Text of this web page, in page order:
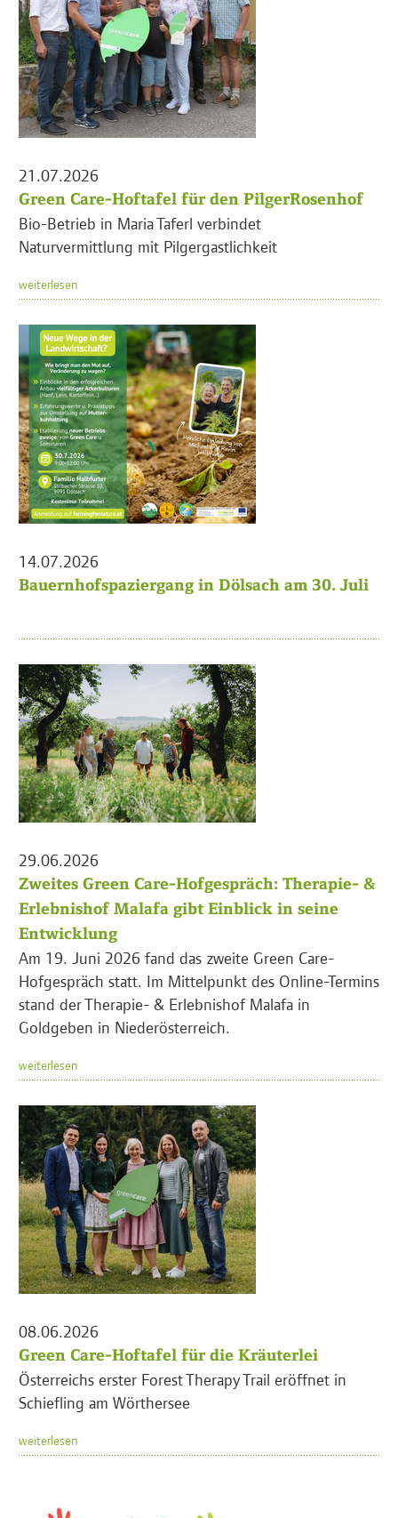
21.07.2026
Green Care-Hoftafel für den PilgerRosenhof
Bio-Betrieb in Maria Taferl verbindet
Naturvermittlung mit Pilgergastlichkeit
weiterlesen
14.07.2026
Bauernhofspaziergang in Dölsach am 30. Juli
29.06.2026
Zweites Green Care-Hofgespräch: Therapie- &
Erlebnishof Malafa gibt Einblick in seine
Entwicklung
Am 19. Juni 2026 fand das zweite Green Care-
Hofgespräch statt. Im Mittelpunkt des Online-Termins
stand der Therapie- & Erlebnishof Malafa in
Goldgeben in Niederösterreich.
weiterlesen
08.06.2026
Green Care-Hoftafel für die Kräuterlei
Österreichs erster Forest Therapy Trail eröffnet in
Schiefling am Wörthersee
weiterlesen